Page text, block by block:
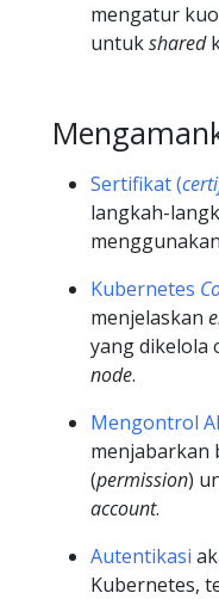
mengatur
untukshared
Sertifikat (
langkah-
Kubernetes
menjelaskan
yang dikelola
node.
Mengontrol
menjabarkan
(permission)
account.
Autentikasi
Kubernetes,